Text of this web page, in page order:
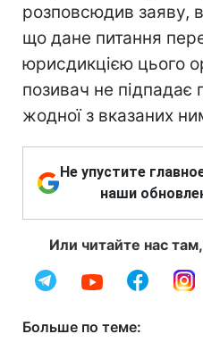
розповсюдив заяву,
що дане питання
юрисдикцією цього
позивач не підпадає
жодної з вказаних
Не упустите
наши
Или читайте нас
Больше по теме: